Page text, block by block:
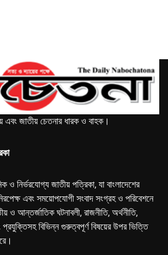
এবং জাতীয় চেতনার ধারক ও বাহক।
ও নির্ভরযোগ্য জাতীয় পত্রিকা, যা বাংলাদেশের
এবং সময়োপযোগী সংবাদ সংগ্রহ ও পরিবেশনে
ও আন্তর্জাতিক ঘটনাবলী, রাজনীতি, অর্থনীতি,
প্রযুক্তিসহ বিভিন্ন গুরুত্বপূর্ণ বিষয়ের উপর ভিত্তি